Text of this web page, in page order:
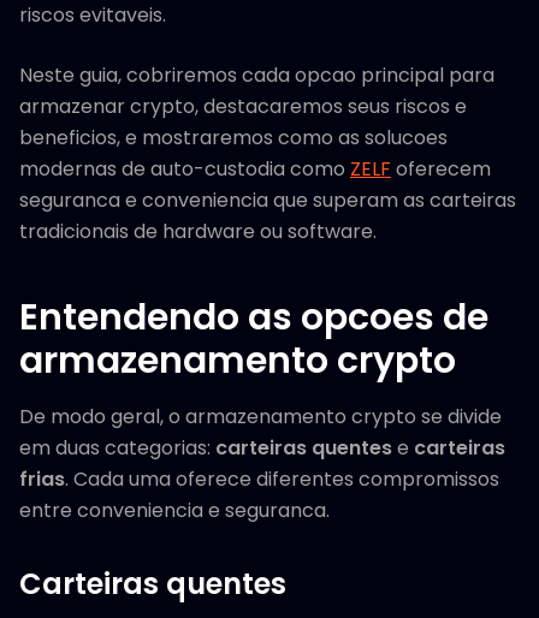
riscos evitaveis.
Neste guia, cobriremos cada opcao principal para
armazenar crypto, destacaremos seus riscos e
beneficios, e mostraremos como as solucoes
modernas de auto-custodia como ZELF oferecem
seguranca e conveniencia que superam as carteiras
tradicionais de hardware ou software.
Entendendo as opcoes de
armazenamento crypto
De modo geral, o armazenamento crypto se divide
em duas categorias: carteiras quentese carteiras
frias. Cada uma oferece diferentes compromissos
entre conveniencia e seguranca.
Carteiras quentes